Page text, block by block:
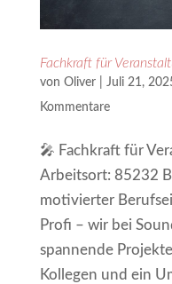
Fachkraft für
von Oliver| Juli 21,
Kommentare
🎤 Fachkraft für
Arbeitsort: 85232
motivierter
Profi – wir bei
spannende
Kollegen und ein